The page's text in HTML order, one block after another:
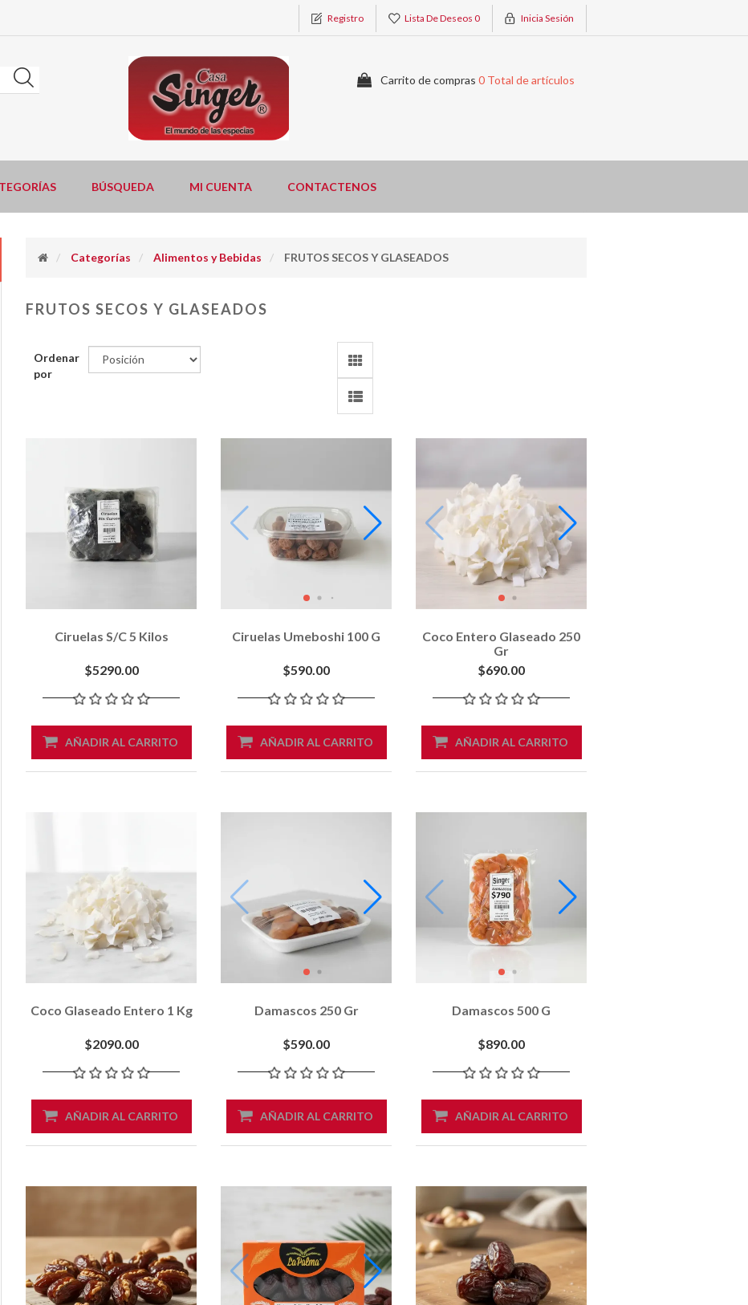
Registro Lista De Deseos 0 Inicia Sesión
Carrito de compras 0 Total de artículos
BÚSQUEDA MI CUENTA CONTACTENOS
Categorías Alimentos y Bebidas FRUTOS SECOS Y GLASEADOS
FRUTOS SECOS Y GLASEADOS
Ordenar
por
Ciruelas S/c 5 Kilos
$5290.00
AÑADIR AL CARRITO
Ciruelas Umeboshi 100 G
$590.00
AÑADIR AL CARRITO
Coco Entero Glaseado 250
Gr
$690.00
AÑADIR AL CARRITO
Coco Glaseado Entero 1 Kg
$2090.00
AÑADIR AL CARRITO
Damascos 250 Gr
$590.00
AÑADIR AL CARRITO
Damascos 500 G
$890.00
AÑADIR AL CARRITO